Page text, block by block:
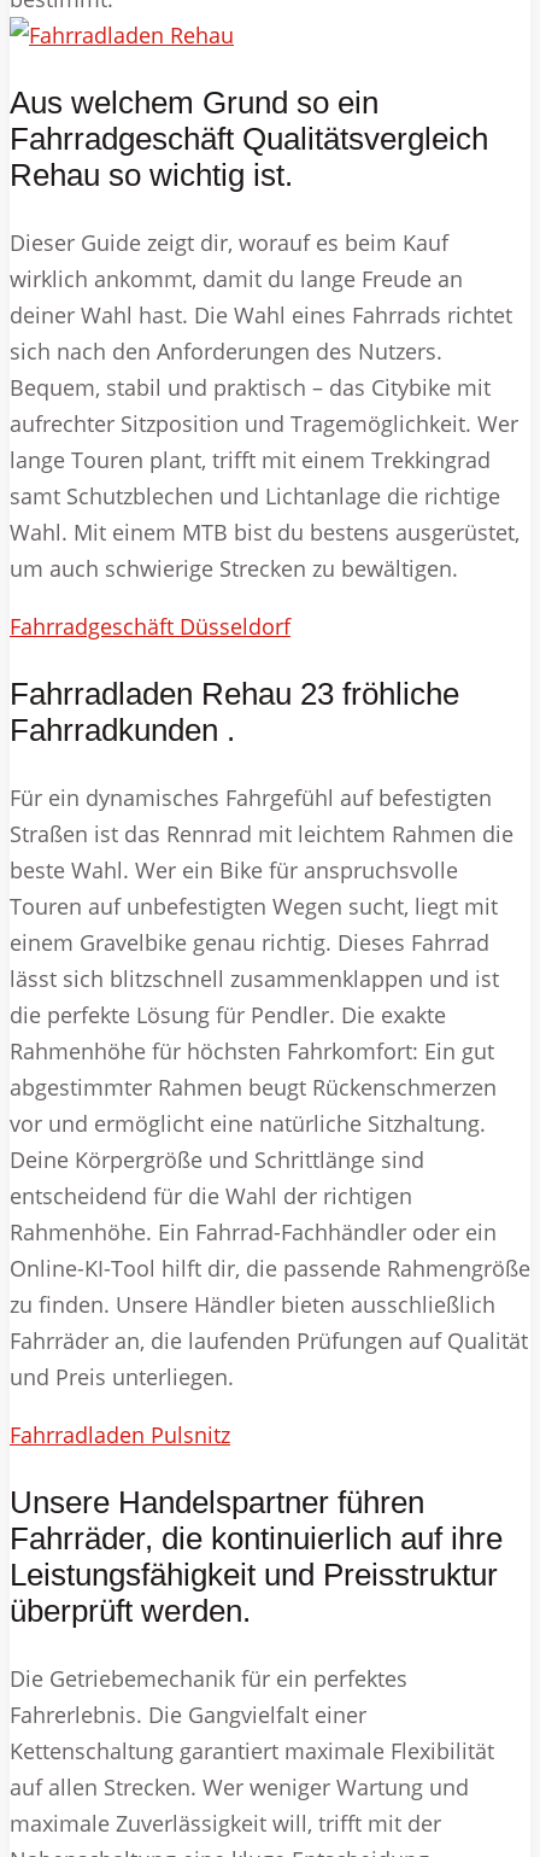
Aus welchem Grund so ein
Fahrradgeschäft Qualitätsvergleich
Rehau so wichtig ist.
Dieser Guide zeigt dir, worauf es beim Kauf
wirklich ankommt, damit du lange Freude an
deiner Wahl hast. Die Wahl eines Fahrrads richtet
sich nach den Anforderungen des Nutzers.
Bequem, stabil und praktisch – das Citybike mit
aufrechter Sitzposition und Tragemöglichkeit. Wer
lange Touren plant, trifft mit einem Trekkingrad
samt Schutzblechen und Lichtanlage die richtige
Wahl. Mit einem MTB bist du bestens ausgerüstet,
um auch schwierige Strecken zu bewältigen.
Fahrradgeschäft Düsseldorf
Fahrradladen Rehau 23 fröhliche
Fahrradkunden .
Für ein dynamisches Fahrgefühl auf befestigten
Straßen ist das Rennrad mit leichtem Rahmen die
beste Wahl. Wer ein Bike für anspruchsvolle
Touren auf unbefestigten Wegen sucht, liegt mit
einem Gravelbike genau richtig. Dieses Fahrrad
lässt sich blitzschnell zusammenklappen und ist
die perfekte Lösung für Pendler. Die exakte
Rahmenhöhe für höchsten Fahrkomfort: Ein gut
abgestimmter Rahmen beugt Rückenschmerzen
vor und ermöglicht eine natürliche Sitzhaltung.
Deine Körpergröße und Schrittlänge sind
entscheidend für die Wahl der richtigen
Rahmenhöhe. Ein Fahrrad-Fachhändler oder ein
Online-KI-Tool hilft dir, die passende Rahmengröße
zu finden. Unsere Händler bieten ausschließlich
Fahrräder an, die laufenden Prüfungen auf Qualität
und Preis unterliegen.
Fahrradladen Pulsnitz
Unsere Handelspartner führen
Fahrräder, die kontinuierlich auf ihre
Leistungsfähigkeit und Preisstruktur
überprüft werden.
Die Getriebemechanik für ein perfektes
Fahrerlebnis. Die Gangvielfalt einer
Kettenschaltung garantiert maximale Flexibilität
auf allen Strecken. Wer weniger Wartung und
maximale Zuverlässigkeit will, trifft mit der